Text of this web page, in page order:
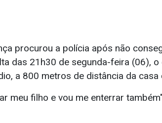
procurou a polícia após não
das 21h30 de segunda-feira (06),
a 800 metros de distância da casa
meu filho e vou me enterrar